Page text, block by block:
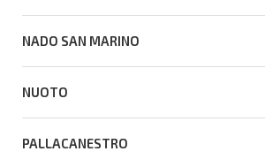
NADO SAN MARINO
NUOTO
PALLACANESTRO